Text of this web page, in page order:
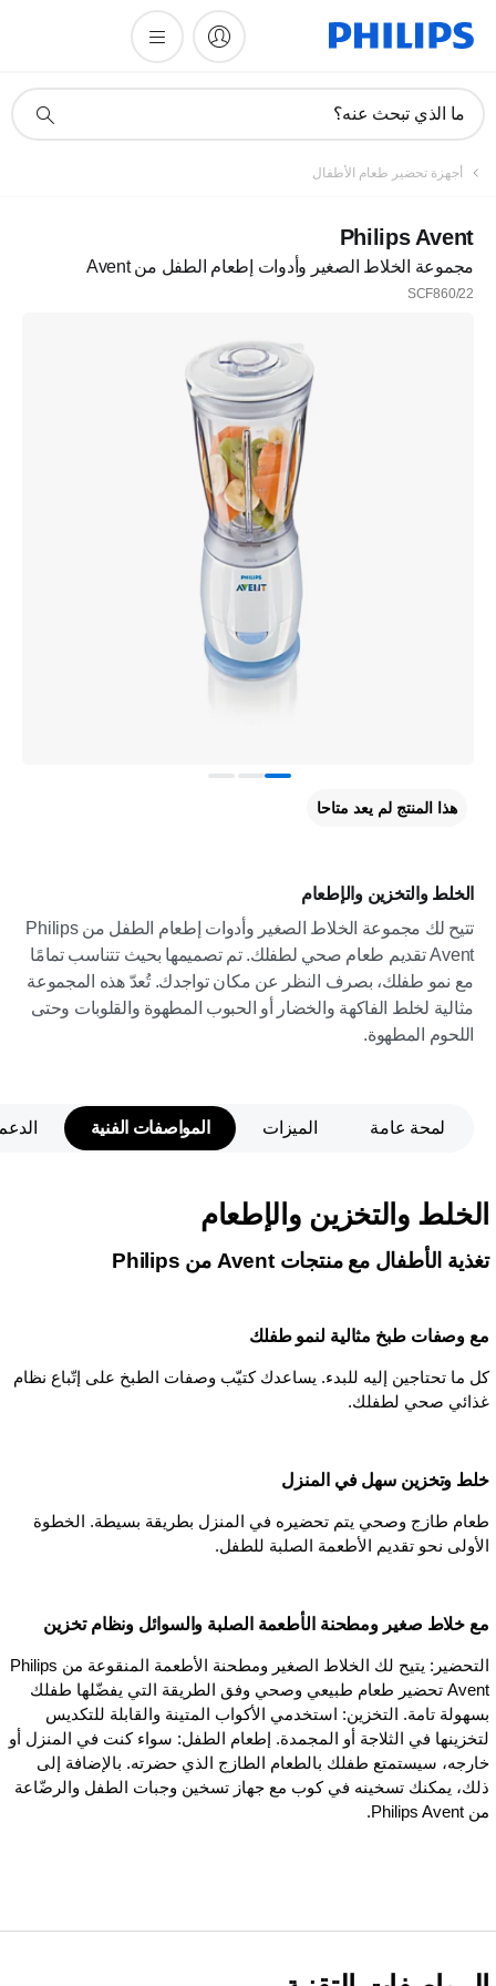
دعم
ما الذي تبحث عنه؟
أجهزة تحضير طعام الأطفال
Philips Avent
مجموعة الخلاط الصغير وأدوات إطعام الطفل من Avent
SCF860/22
الخلط والتخزين والإطعام
تتيح لك مجموعة الخلاط الصغير وأدوات إطعام الطفل من Philips
Avent تقديم طعام صحي لطفلك. تم تصميمها بحيث تتناسب تمامًا
مع نمو طفلك، بصرف النظر عن مكان تواجدك. تُعدّ هذه المجموعة
مثالية لخلط الفاكهة والخضار أو الحبوب المطهوة والقلوبات وحتى
اللحوم المطهوة.
هذا المنتج لم يعد متاحا
لمحة عامة الميزات المواصفات الفنية
الخلط والتخزين والإطعام
تغذية الأطفال مع منتجات Avent من Philips
مع وصفات طبخ مثالية لنمو طفلك
كل ما تحتاجين إليه للبدء. يساعدك كتيّب وصفات الطبخ على إتّباع نظام
غذائي صحي لطفلك.
خلط وتخزين سهل في المنزل
طعام طازج وصحي يتم تحضيره في المنزل بطريقة بسيطة. الخطوة
الأولى نحو تقديم الأطعمة الصلبة للطفل.
مع خلاط صغير ومطحنة الأطعمة الصلبة والسوائل ونظام تخزين
التحضير: يتيح لك الخلاط الصغير ومطحنة الأطعمة المنقوعة من Philips
Avent تحضير طعام طبيعي وصحي وفق الطريقة التي يفضّلها طفلك
بسهولة تامة. التخزين: استخدمي الأكواب المتينة والقابلة للتكديس
لتخزينها في الثلاجة أو المجمدة. إطعام الطفل: سواء كنت في المنزل أو
خارجه، سيستمتع طفلك بالطعام الطازج الذي حضرته. بالإضافة إلى
ذلك، يمكنك تسخينه في كوب مع جهاز تسخين وجبات الطفل والرضّاعة
من Philips Avent.